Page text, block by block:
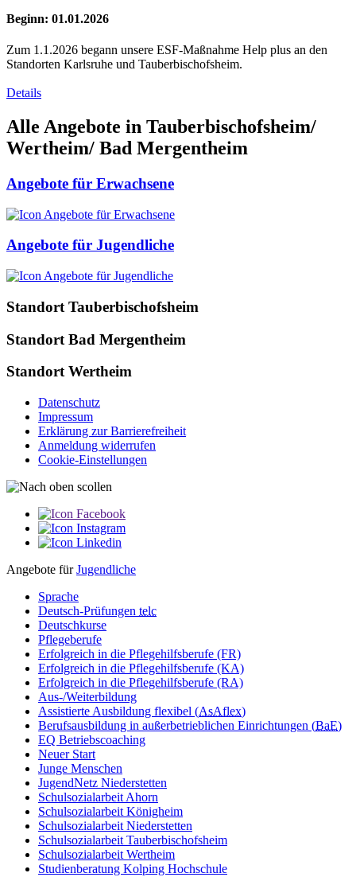
Beginn: 01.01.2026
Zum 1.1.2026 begann unsere ESF-Maßnahme Help plus an den
Standorten Karlsruhe und Tauberbischofsheim.
Details
Alle Angebote in Tauberbischofsheim/
Wertheim/ Bad Mergentheim
Angebote für Erwachsene
Angebote für Jugendliche
Standort Tauberbischofsheim
Standort Bad Mergentheim
Standort Wertheim
Datenschutz
Impressum
Erklärung zur Barriere­­freiheit
Anmeldung widerrufen
Cookie-Einstellungen
Angebote fürJugendliche
Sprache
Deutsch-Prüfungen telc
Deutschkurse
Pflegeberufe
Erfolgreich in die Pflegehilfsberufe (FR)
Erfolgreich in die Pflegehilfsberufe (KA)
Erfolgreich in die Pflegehilfsberufe (RA)
Aus-/Weiterbildung
Assistierte Ausbildung flexibel (AsAflex)
Berufsausbildung in außerbetrieblichen Einrichtungen (BaE)
EQ Betriebscoaching
Neuer Start
Junge Menschen
JugendNetz Niederstetten
Schulsozialarbeit Ahorn
Schulsozialarbeit Königheim
Schulsozialarbeit Niederstetten
Schulsozialarbeit Tauberbischofsheim
Schulsozialarbeit Wertheim
Studienberatung Kolping Hochschule